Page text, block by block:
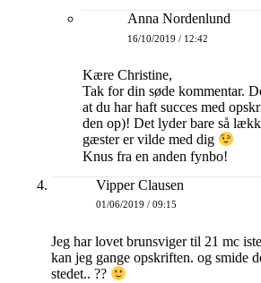
Anna Nordenlund
16/10/2019 / 12:42
Kære Christine,
Tak for din søde kommentar.
at du har haft succes med
den op)! Det lyder bare så
gæster er vilde med dig
Knus fra en anden fynbo!
Vipper Clausen
01/06/2019 / 09:15
Jeg har lovet brunsviger til 21 mc
kan jeg gange opskriften. og smide
stedet.. ??